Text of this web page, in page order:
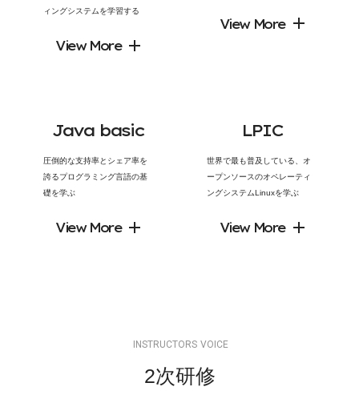
ィングシステムを学習する
View More
View More
Java basic
圧倒的な支持率とシェア率を
誇るプログラミング言語の基
礎を学ぶ
View More
LPIC
世界で最も普及している、オ
ープンソースのオペレーティ
ングシステムLinuxを学ぶ
View More
INSTRUCTORS VOICE
2次研修